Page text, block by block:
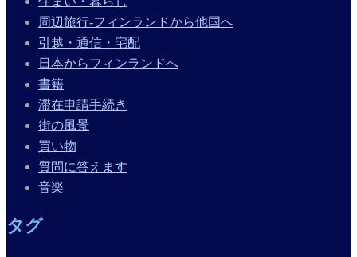
周辺旅行-フィンランドから他国へ
引越・通信・宅配
日本からフィンランドへ
書籍
滞在申請手続き
街の風景
買い物
質問に答えます
音楽
タグ